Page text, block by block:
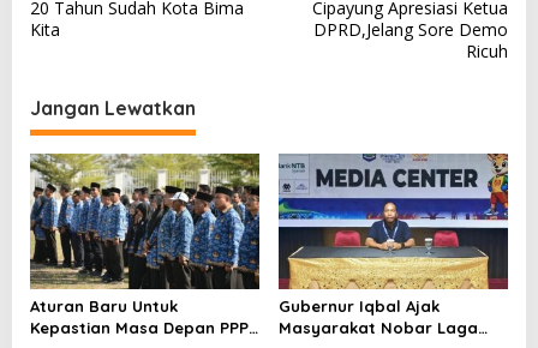
a
g
a
s
i
p
o
s
20 Tahun Sudah Kota Bima
Kita
Cipayung Apresiasi Ketua
DPRD,Jelang Sore Demo
Ricuh
Jangan Lewatkan
Aturan Baru Untuk
Kepastian Masa Depan PPPK
Gubernur Iqbal Ajak
Masyarakat Nobar Laga